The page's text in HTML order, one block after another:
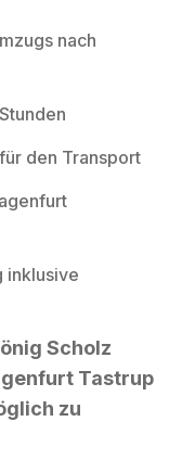
nach
den Transport
inklusive
Scholz
Tastrup
zu